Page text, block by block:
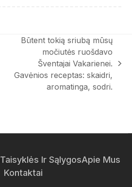
post:
Būtent tokią sriubą mūsų
močiutės ruošdavo
Šventajai Vakarienei.
Gavėnios receptas: skaidri,
aromatinga, sodri.
Taisyklės Ir SąlygosApie Mus
Kontaktai